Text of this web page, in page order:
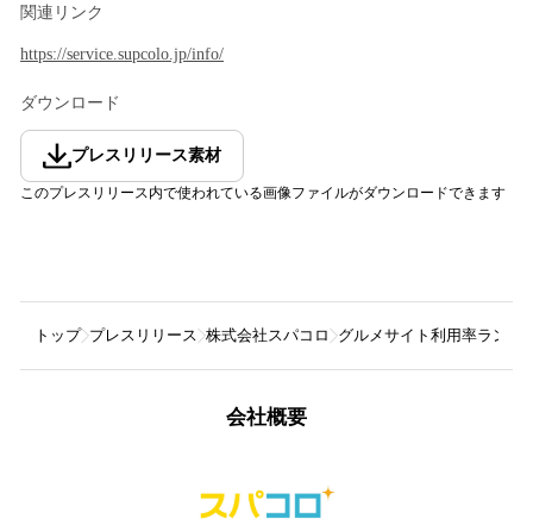
関連リンク
https://service.supcolo.jp/info/
ダウンロード
プレスリリース素材
このプレスリリース内で使われている画像ファイルがダウンロードできます
トップ プレスリリース 株式会社スパコロ グルメサイト利用率ランキ
会社概要